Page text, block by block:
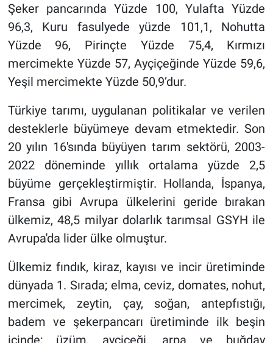
Şeker pancarında Yüzde 100, Yulafta Yüzde
96,3, Kuru fasulyede yüzde 101,1, Nohutta
Yüzde 96, Pirinçte Yüzde 75,4, Kırmızı
mercimekte Yüzde 57, Ayçiçeğinde Yüzde 59,6,
Yeşil mercimekte Yüzde 50,9’dur.
Türkiye tarımı, uygulanan politikalar ve verilen
desteklerle büyümeye devam etmektedir. Son
20 yılın 16'sında büyüyen tarım sektörü, 2003-
2022 döneminde yıllık ortalama yüzde 2,5
büyüme gerçekleştirmiştir. Hollanda, İspanya,
Fransa gibi Avrupa ülkelerini geride bırakan
ülkemiz, 48,5 milyar dolarlık tarımsal GSYH ile
Avrupa'da lider ülke olmuştur.
Ülkemiz fındık, kiraz, kayısı ve incir üretiminde
dünyada 1. Sırada; elma, ceviz, domates, nohut,
mercimek, zeytin, çay, soğan, antepfıstığı,
badem ve şekerpancarı üretiminde ilk beşin